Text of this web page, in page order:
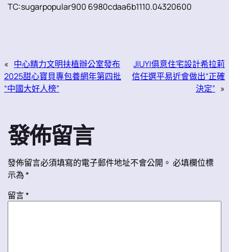
TC:sugarpopular900 6980cdaa6b1110.04320600
« 中心精力文明扶植辦公室發布
2025甜心寶貝專包養網年第四批
“中國大好人榜”
JIUYI俱意住宅設計希拉莉
信任選平易近會做出“正確
決定” »
發佈留言
發佈留言必須填寫的電子郵件地址不會公開。 必填欄位標
示為*
留言*